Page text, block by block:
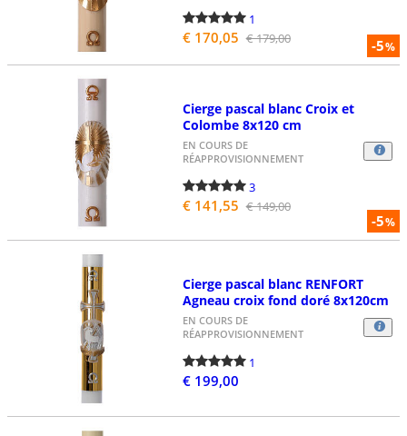
-5%
1
€ 170,05 € 179,00
-5%
Cierge pascal blanc Croix et
Colombe 8x120 cm
EN COURS DE
RÉAPPROVISIONNEMENT
3
€ 141,55 € 149,00
Cierge pascal blanc RENFORT
Agneau croix fond doré 8x120cm
EN COURS DE
RÉAPPROVISIONNEMENT
1
€ 199,00